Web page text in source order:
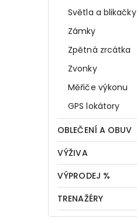
Světla a blikačky
Zámky
Zpětná zrcátka
Zvonky
Měřiče výkonu
GPS lokátory
OBLEČENÍ A OBUV
VÝŽIVA
VÝPRODEJ %
TRENAŽÉRY